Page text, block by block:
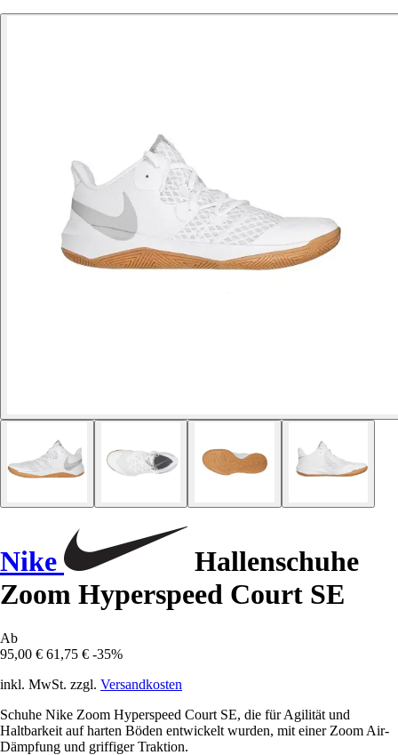
Nike
Hallenschuhe
Zoom Hyperspeed Court SE
Ab
95,00 € 61,75 € -35%
inkl. MwSt. zzgl. Versandkosten
Schuhe Nike Zoom Hyperspeed Court SE, die für Agilität und
Haltbarkeit auf harten Böden entwickelt wurden, mit einer Zoom Air-
Dämpfung und griffiger Traktion.